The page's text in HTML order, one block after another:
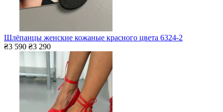
Шлёпанцы женские кожаные красного цвета 6324-2
₴3 590 ₴3 290